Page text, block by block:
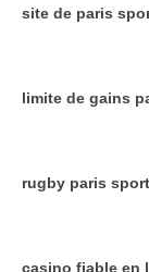
site de paris
limite de gains
rugby paris
casino fiable en